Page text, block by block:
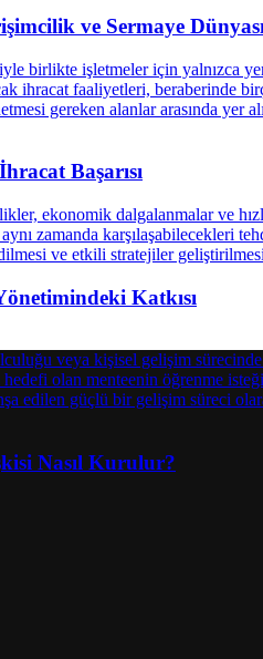
ve Sermaye
Başarısı
Katkısı
Nasıl Kurulur?